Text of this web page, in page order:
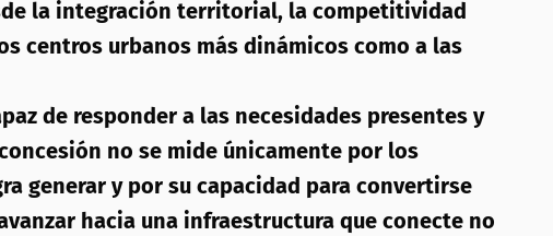
la integración territorial, la competitividad
centros urbanos más dinámicos como a las
de responder a las necesidades presentes y
no se mide únicamente por los
generar y por su capacidad para convertirse
hacia una infraestructura que conecte no